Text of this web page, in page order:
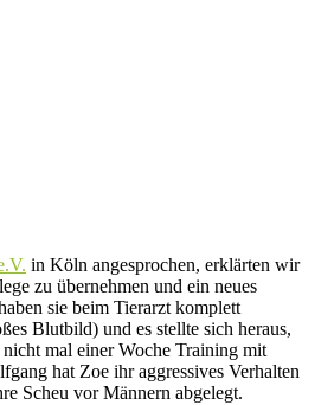
in Köln angesprochen, erklärten wir
zu übernehmen und ein neues
sie beim Tierarzt komplett
Blutbild) und es stellte sich heraus,
nicht mal einer Woche Training mit
hat Zoe ihr aggressives Verhalten
Scheu vor Männern abgelegt.